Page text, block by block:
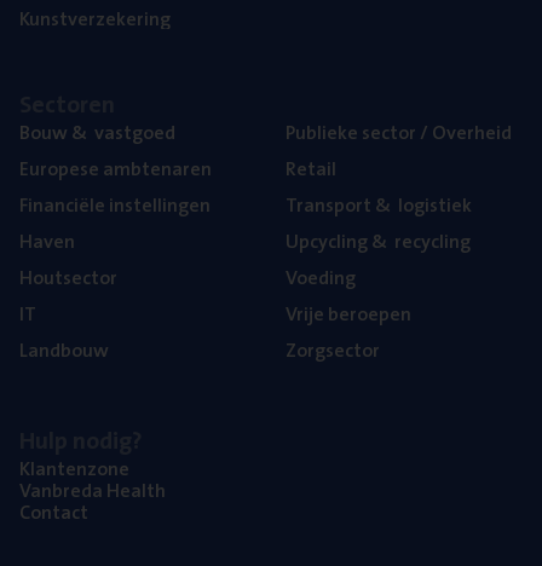
Kunst­ver­ze­ke­ring
Bouw& vastgoed
Euro­pe­se ambtenaren
Finan­ci­ë­le instellingen
Haven
Hout­sec­tor
IT
Land­bouw
Publie­ke sec­tor / Overheid
Retail
Trans­port& logistiek
Upcy­cling& recycling
Voe­ding
Vrije beroe­pen
Zorg­sec­tor
Klan­ten­zo­ne
Van­b­re­da Health
Con­tact